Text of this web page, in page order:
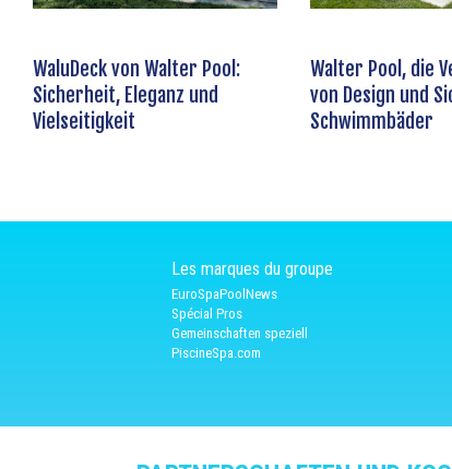
WaluDeck von Walter Pool:
Sicherheit, Eleganz und
Vielseitigkeit
Walter Pool, die
von Design und
Schwimmbäder
Les marques du groupe
EuroSpaPoolNews
Spécial Pros
Gemeinschaften speziell
PiscineSpa.com